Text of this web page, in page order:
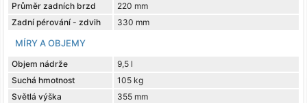
Průměr zadních brzd
220 mm
Zadní pérování - zdvih
330 mm
MÍRY A OBJEMY
Objem nádrže
9,5 l
Suchá hmotnost
105 kg
Světlá výška
355 mm